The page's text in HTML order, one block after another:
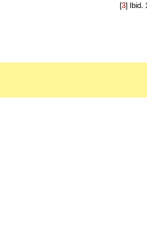
[3] Ibid.